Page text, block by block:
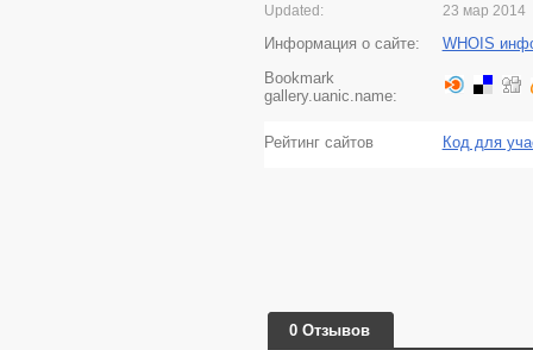
Updated: 23 мар 2014
Информация о сайте:
WHOIS
Bookmark
gallery.uanic.name:
Рейтинг сайтов Код для
0 Отзывов